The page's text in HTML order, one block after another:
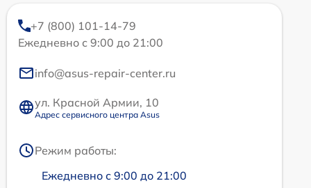
+7 (800) 101-14-79
Ежедневно с 9:00 до 21:00
info@asus-repair-center.ru
ул. Красной Армии, 10
Адрес сервисного центра Asus
Режим работы:
Ежедневно с 9:00 до 21:00